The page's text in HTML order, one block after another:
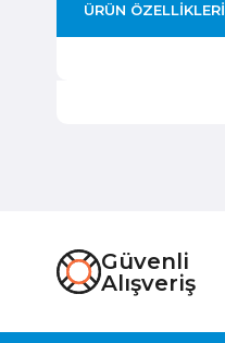
ÜRÜN ÖZELLIKLERI
Güvenli
Alışveriş